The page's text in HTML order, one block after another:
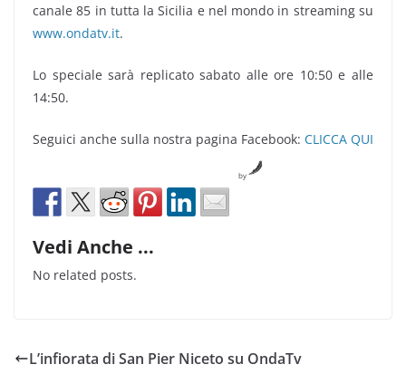
canale 85 in tutta la Sicilia e nel mondo in streaming su
www.ondatv.it.
Lo speciale sarà replicato sabato alle ore 10:50 e alle
14:50.
Seguici anche sulla nostra pagina Facebook: CLICCA QUI
by
Vedi Anche ...
No related posts.
L’infiorata di San Pier Niceto su OndaTv